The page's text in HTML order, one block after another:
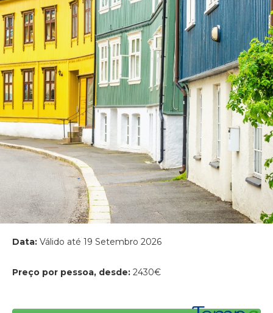
Data: Válido até 19 Setembro 2026
Preço por pessoa, desde: 2430€